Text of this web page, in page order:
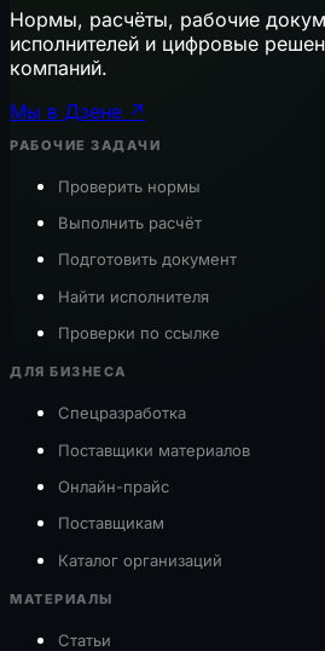
Нормы, расчёты, рабочие
исполнителей и цифровые
компаний.
Мы в Дзене ↗
РАБОЧИЕ ЗАДАЧИ
Проверить нормы
Выполнить расчёт
Подготовить документ
Найти исполнителя
Проверки по ссылке
ДЛЯ БИЗНЕСА
Спецразработка
Поставщики материалов
Онлайн-прайс
Поставщикам
Каталог организаций
МАТЕРИАЛЫ
Статьи